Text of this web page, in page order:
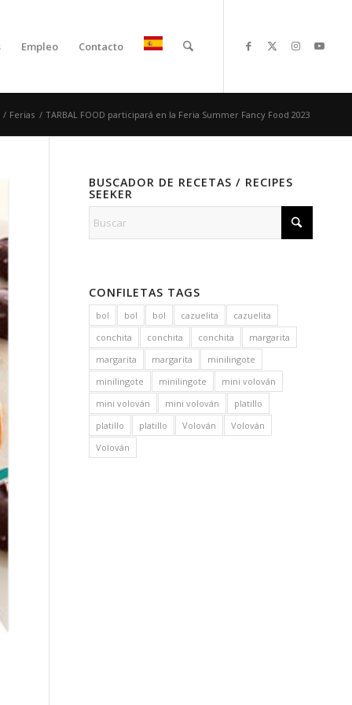
Empleo Contacto
/ Ferias / TARBAL FOOD participará en la Feria Summer Fancy Food 2023
BUSCADOR DE RECETAS / RECIPES
SEEKER
CONFILETAS TAGS
bol bol bol cazuelita
cazuelita
conchita
conchita conchita
margarita
margarita
margarita
minilingote
minilingote
minilingote
mini volován
mini volován
mini volován
platillo
platillo
platillo Volován
Volován
Volován